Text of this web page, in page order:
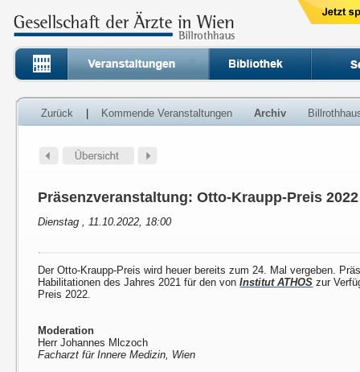
Zurück Kommende Veranstaltungen Archiv
Präsenzveranstaltung: Otto-Kraupp-Preis 2022
Dienstag , 11.10.2022, 18:00
Der Otto-Kraupp-Preis wird heuer bereits zum 24. Mal vergeben.
Habilitationen des Jahres 2021 für den vonInstitut ATHOS zur
Preis 2022.
Moderation
Herr Johannes Mlczoch
Facharzt für Innere Medizin, Wien